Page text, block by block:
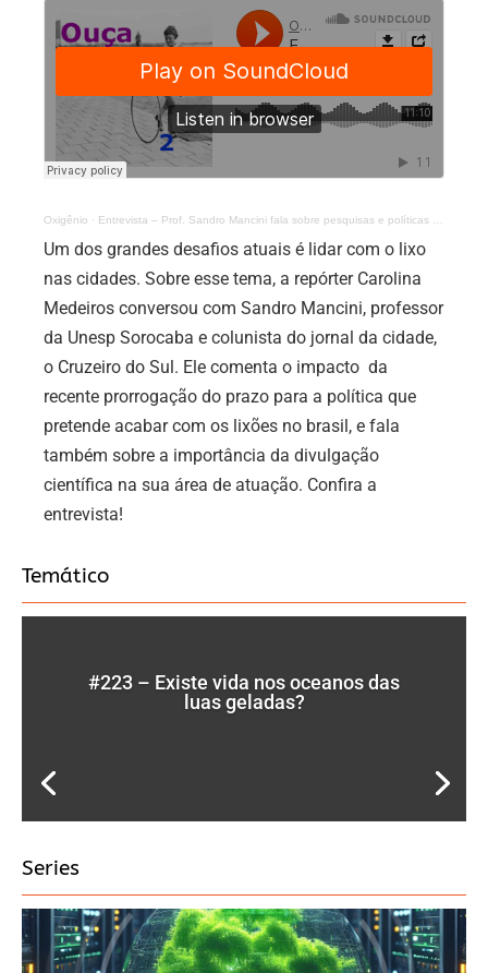
Oxigênio · Entrevista – Prof. Sandro Mancini fala sobre pesquisas e políticas para o lixo
Um dos grandes desafios atuais é lidar com o lixo
nas cidades. Sobre esse tema, a repórter Carolina
Medeiros conversou com Sandro Mancini, professor
da Unesp Sorocaba e colunista do jornal da cidade,
o Cruzeiro do Sul. Ele comenta o impacto da
recente prorrogação do prazo para a política que
pretende acabar com os lixões no brasil, e fala
também sobre a importância da divulgação
científica na sua área de atuação. Confira a
entrevista!
Temático
#223 – Existe vida nos oceanos das
luas geladas?
Series